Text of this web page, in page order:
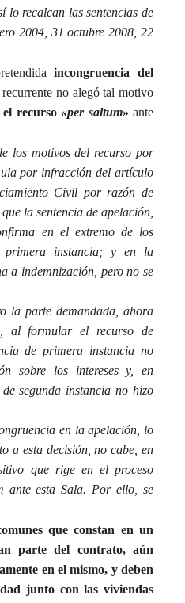
lo recalcan las sentencias de
2004, 31 octubre 2008, 22
incongruencia del
no alegó tal motivo
el recurso«per saltum»ante
los motivos del recurso por
por infracción del artículo
Civil por razón de
la sentencia de apelación,
en el extremo de los
primera instancia; y en la
a indemnización, pero no se
la parte demandada, ahora
al formular el recurso de
de primera instancia no
sobre los intereses y, en
segunda instancia no hizo
en la apelación, lo
a esta decisión, no cabe, en
que rige en el proceso
ante esta Sala. Por ello, se
que constan en un
parte del contrato, aún
en el mismo, y deben
junto con las viviendas